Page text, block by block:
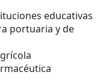
educativas
portuaria y de